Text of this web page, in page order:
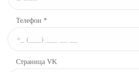
Телефон *
Страница VK